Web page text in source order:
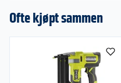
Ofte kjøpt sammen